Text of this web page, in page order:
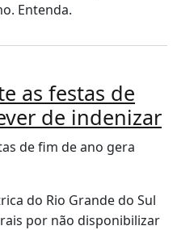
Entenda.
as festas de
de indenizar
do Rio Grande do Sul
por não disponibilizar